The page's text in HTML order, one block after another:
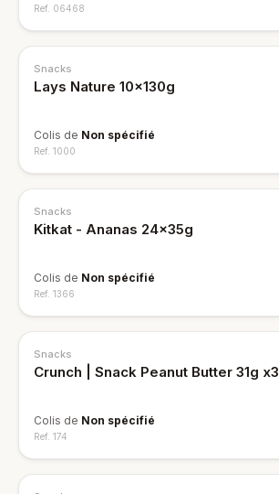
Ref. 06468
Snacks
Lays Nature 10x130g
Colis de Non spécifié
Ref. 1000
Snacks
Kitkat - Ananas 24x35g
Colis de Non spécifié
Ref. 1366
Snacks
Crunch | Snack Peanut Butter 31g x3
Colis de Non spécifié
Ref. 174